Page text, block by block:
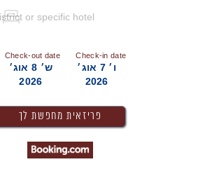
Check-in date
ו׳ 7 אוג׳
2026
Check-out date
ש׳ 8 אוג׳
2026